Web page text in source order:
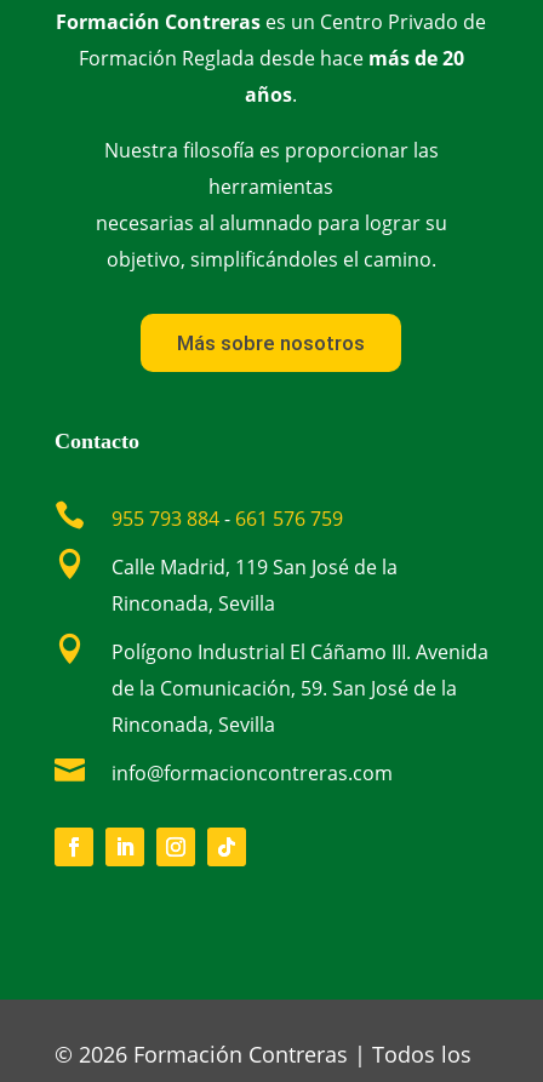
Formación Contreras es un Centro Privado de
Formación Reglada desde hace más de 20
años.
Nuestra filosofía es proporcionar las
herramientas
necesarias al alumnado para lograr su
objetivo, simplificándoles el camino.
Más sobre nosotros
Contacto
 955 793 884- 661 576 759

Calle Madrid, 119 San José de la
Rinconada, Sevilla

Polígono Industrial El Cáñamo III. Avenida
de la Comunicación, 59. San José de la
Rinconada, Sevilla
 info@formacioncontreras.com
© 2026 Formación Contreras | Todos los